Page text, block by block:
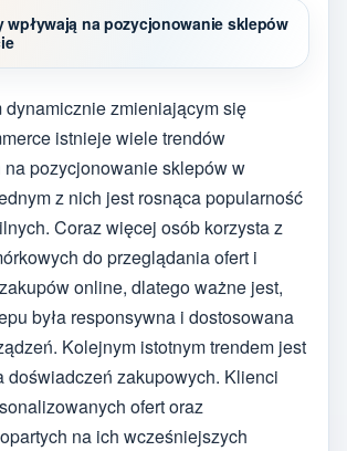
wpływają na pozycjonowanie sklepów
dynamicznie zmieniającym się
istnieje wiele trendów
na pozycjonowanie sklepów w
z nich jest rosnąca popularność
Coraz więcej osób korzysta z
do przeglądania ofert i
online, dlatego ważne jest,
była responsywna i dostosowana
Kolejnym istotnym trendem jest
doświadczeń zakupowych. Klienci
ofert oraz
na ich wcześniejszych